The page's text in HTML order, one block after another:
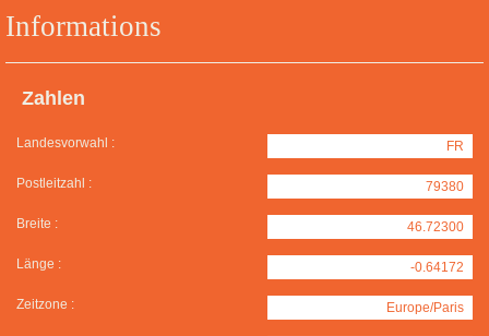
Informations
Zahlen
Landesvorwahl : FR
Postleitzahl : 79380
Breite : 46.72300
Länge : -0.64172
Zeitzone : Europe/Paris